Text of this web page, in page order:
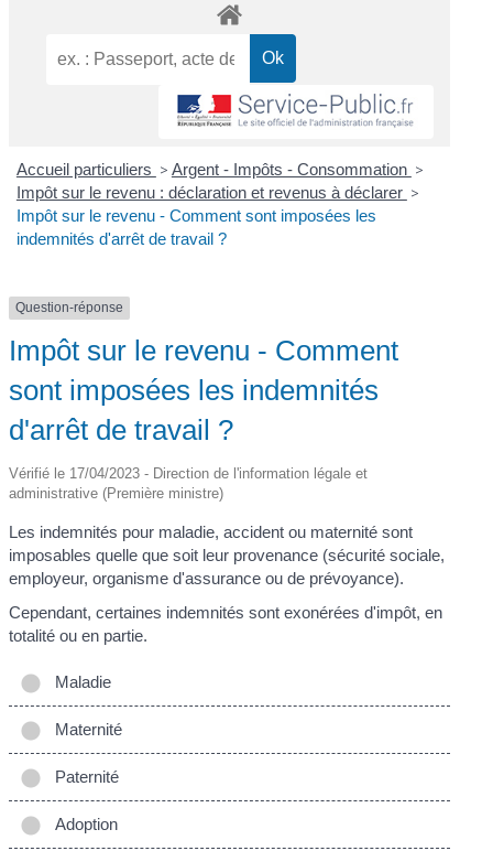
Accueil particuliers > Argent - Impôts - Consommation >
Impôt sur le revenu : déclaration et revenus à déclarer >
Impôt sur le revenu - Comment sont imposées les
indemnités d'arrêt de travail ?
Question-réponse
Impôt sur le revenu - Comment
sont imposées les indemnités
d'arrêt de travail ?
Vérifié le 17/04/2023 - Direction de l'information légale et
administrative (Première ministre)
Les indemnités pour maladie, accident ou maternité sont
imposables quelle que soit leur provenance (sécurité sociale,
employeur, organisme d'assurance ou de prévoyance).
Cependant, certaines indemnités sont exonérées d'impôt, en
totalité ou en partie.
Maladie
Maternité
Paternité
Adoption